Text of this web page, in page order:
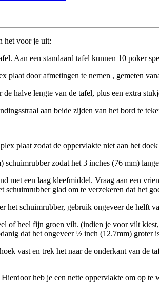
het voor je uit:
Aan een standaard tafel kunnen 10 poker
plaat door afmetingen te nemen , gemeten
halve lengte van de tafel, plus een extra
aan beide zijden van het bord te
plaat zodat de oppervlakte niet aan het
schuimrubber zodat het 3 inches (76 mm)
met een laag kleefmiddel. Vraag aan een
schuimrubber glad om te verzekeren dat het
het schuimrubber, gebruik ongeveer de helft
of heel fijn groen vilt. (indien je voor vilt
dat het ongeveer ½ inch (12.7mm)
vast en trek het naar de onderkant van
heb je een nette oppervlakte om op